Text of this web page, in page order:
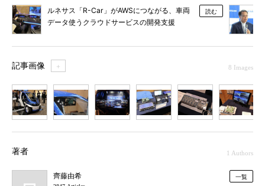
ルネサス「R-Car」がAWSにつながる、車両
データ使うクラウドサービスの開発支援
読む
記事画像 ＋ 8 Images
著者 1 Authors
齊藤由希 一覧